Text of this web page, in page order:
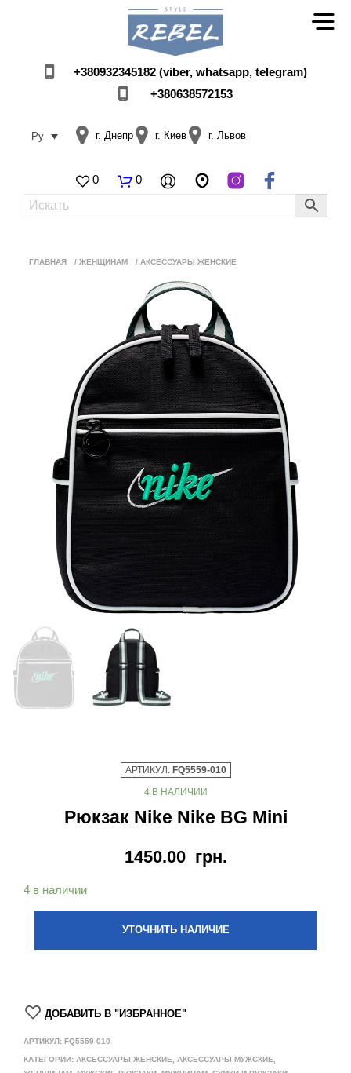
+380932345182 (viber, whatsapp, telegram)
+380638572153
Ру г. Днепр г. Киев г. Львов
0 0
ГЛАВНАЯ / ЖЕНЩИНАМ / АКСЕССУАРЫ ЖЕНСКИЕ
АРТИКУЛ: FQ5559-010
4 В НАЛИЧИИ
Рюкзак Nike Nike BG Mini
1450.00 грн.
4 в наличии
УТОЧНИТЬ НАЛИЧИЕ
ДОБАВИТЬ В "ИЗБРАННОЕ"
АРТИКУЛ: FQ5559-010
КАТЕГОРИИ: АКСЕССУАРЫ ЖЕНСКИЕ АКСЕССУАРЫ МУЖСКИЕ